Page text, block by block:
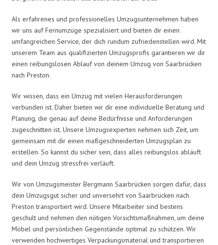
Als erfahrenes und professionelles Umzugsunternehmen haben
wir uns auf Fernumzüge spezialisiert und bieten dir einen
umfangreichen Service, der dich rundum zufriedenstellen wird. Mit
unserem Team aus qualifizierten Umzugsprofis garantieren wir dir
einen reibungslosen Ablauf von deinem Umzug von Saarbrücken
nach Preston.
Wir wissen, dass ein Umzug mit vielen Herausforderungen
verbunden ist. Daher bieten wir dir eine individuelle Beratung und
Planung, die genau auf deine Bedürfnisse und Anforderungen
zugeschnitten ist. Unsere Umzugsexperten nehmen sich Zeit, um
gemeinsam mit dir einen maßgeschneiderten Umzugsplan zu
erstellen. So kannst du sicher sein, dass alles reibungslos abläuft
und dein Umzug stressfrei verläuft.
Wir von Umzugsmeister Bergmann Saarbrücken sorgen dafür, dass
dein Umzugsgut sicher und unversehrt von Saarbrücken nach
Preston transportiert wird. Unsere Mitarbeiter sind bestens
geschult und nehmen den nötigen Vorsichtsmaßnahmen, um deine
Möbel und persönlichen Gegenstände optimal zu schützen. Wir
verwenden hochwertiges Verpackungsmaterial und transportieren